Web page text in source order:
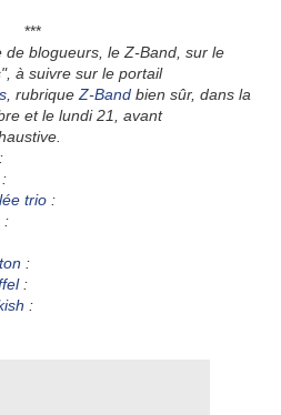
***
blogueurs, le Z-Band, sur le
à suivre sur le portail
, rubrique Z-Band bien sûr, dans la
et le lundi 21, avant
:
trio :
:
:
:
: